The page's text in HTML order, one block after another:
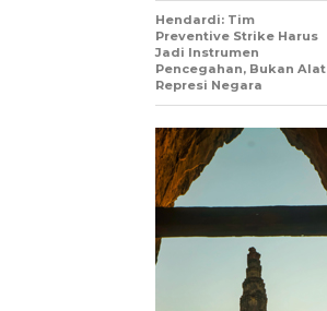
Hendardi: Tim
Preventive Strike Harus
Jadi Instrumen
Pencegahan, Bukan Alat
Represi Negara